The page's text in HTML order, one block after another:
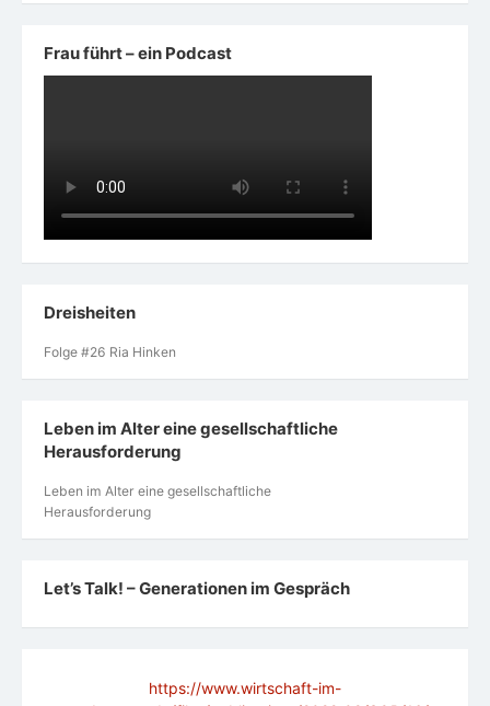
Frau führt – ein Podcast
Dreisheiten
Folge #26 Ria Hinken
Leben im Alter eine gesellschaftliche
Herausforderung
Leben im Alter eine gesellschaftliche
Herausforderung
Let’s Talk! – Generationen im Gespräch
https://www.wirtschaft-im-